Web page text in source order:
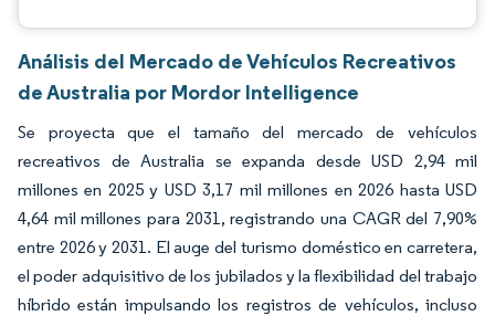
Análisis del Mercado de Vehículos Recreativos
de Australia por Mordor Intelligence
Se proyecta que el tamaño del mercado de vehículos
recreativos de Australia se expanda desde USD 2,94 mil
millones en 2025 y USD 3,17 mil millones en 2026 hasta USD
4,64 mil millones para 2031, registrando una CAGR del 7,90%
entre 2026 y 2031. El auge del turismo doméstico en carretera,
el poder adquisitivo de los jubilados y la flexibilidad del trabajo
híbrido están impulsando los registros de vehículos, incluso